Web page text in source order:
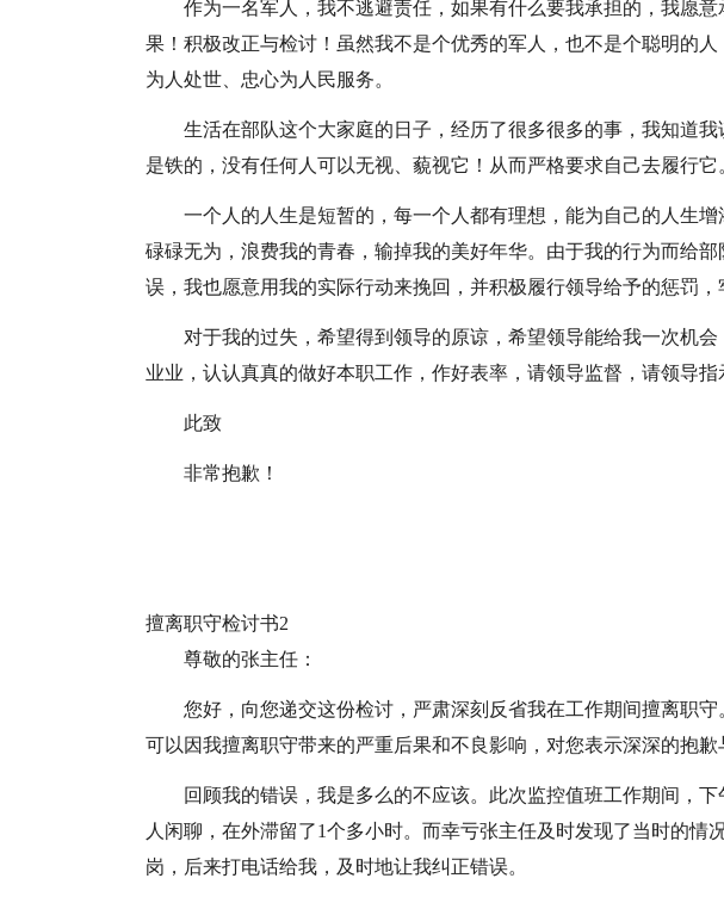
作为一名军人，我不逃避责任，如果有什么要我承担的，我愿
果！积极改正与检讨！虽然我不是个优秀的军人，也不是个聪明的人
为人处世、忠心为人民服务。
生活在部队这个大家庭的日子，经历了很多很多的事，我知道
是铁的，没有任何人可以无视、藐视它！从而严格要求自己去履行它
一个人的人生是短暂的，每一个人都有理想，能为自己的人生
碌碌无为，浪费我的青春，输掉我的美好年华。由于我的行为而给
误，我也愿意用我的实际行动来挽回，并积极履行领导给予的惩罚，
对于我的过失，希望得到领导的原谅，希望领导能给我一次机
业业，认认真真的做好本职工作，作好表率，请领导监督，请领导指
此致
非常抱歉！
擅离职守检讨书2
尊敬的张主任：
您好，向您递交这份检讨，严肃深刻反省我在工作期间擅离职
可以因我擅离职守带来的严重后果和不良影响，对您表示深深的抱歉
回顾我的错误，我是多么的不应该。此次监控值班工作期间，
人闲聊，在外滞留了1个多小时。而幸亏张主任及时发现了当时的情
岗，后来打电话给我，及时地让我纠正错误。